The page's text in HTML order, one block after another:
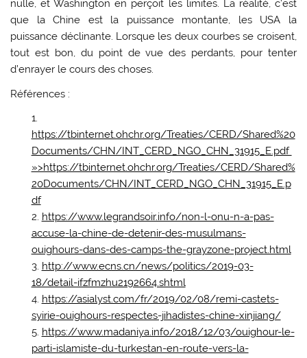
nulle, et Washington en perçoit les limites. La réalité, c’est
que la Chine est la puissance montante, les USA la
puissance déclinante. Lorsque les deux courbes se croisent,
tout est bon, du point de vue des perdants, pour tenter
d’enrayer le cours des choses.
Références :
https://tbinternet.ohchr.org/Treaties/CERD/Shared%20
Documents/CHN/INT_CERD_NGO_CHN_31915_E.pdf
»>https://tbinternet.ohchr.org/Treaties/CERD/Shared%
20Documents/CHN/INT_CERD_NGO_CHN_31915_E.p
df
https://www.legrandsoir.info/non-l-onu-n-a-pas-
accuse-la-chine-de-detenir-des-musulmans-
ouighours-dans-des-camps-the-grayzone-project.html
http://www.ecns.cn/news/politics/2019-03-
18/detail-ifzfmzhu2192664.shtml
https://asialyst.com/fr/2019/02/08/remi-castets-
syirie-ouighours-respectes-jihadistes-chine-xinjiang/
https://www.madaniya.info/2018/12/03/ouighour-le-
parti-islamiste-du-turkestan-en-route-vers-la-